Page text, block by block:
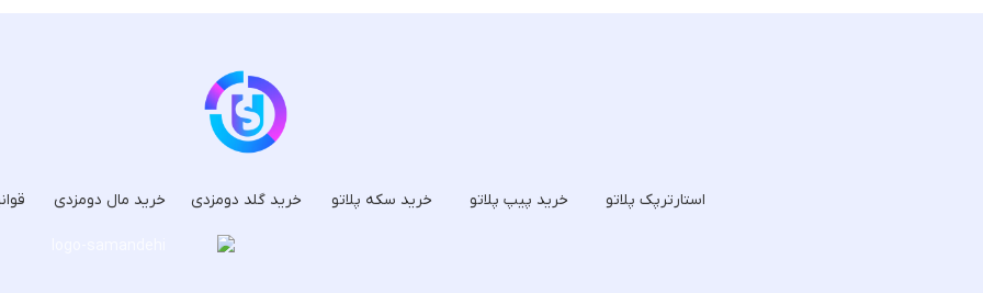
استارترپک پلاتو خرید پیپ پلاتو خرید سکه پلاتو خرید گلد دومزدی خرید مال دومزدی